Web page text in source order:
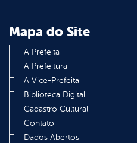
Mapa do Site
A Prefeita
A Prefeitura
A Vice-Prefeita
Biblioteca Digital
Cadastro Cultural
Contato
Dados Abertos